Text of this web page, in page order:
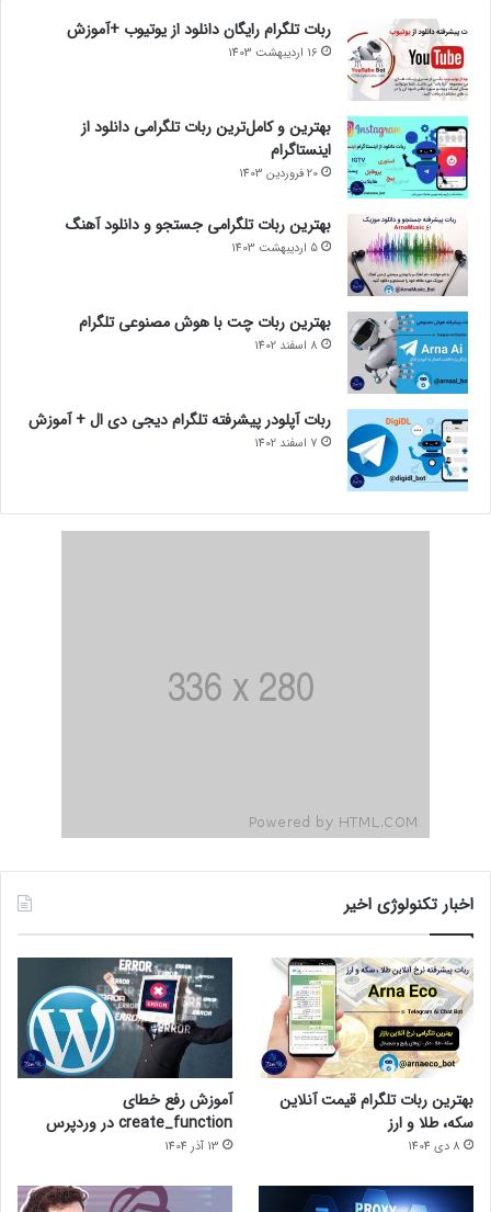
ربات تلگرام رایگان دانلود از یوتیوب +آموزش
16 اردیبهشت 1403
بهترین و کامل‌ترین ربات تلگرامی دانلود از
اینستاگرام
20 فروردین 1403
بهترین ربات تلگرامی جستجو و دانلود آهنگ
5 اردیبهشت 1403
بهترین ربات چت با هوش مصنوعی تلگرام
8 اسفند 1402
ربات آپلودر پیشرفته تلگرام دیجی دی ال + آموزش
7 اسفند 1402
اخبار تکنولوژی اخیر
بهترین ربات تلگرام قیمت آنلاین
سکه، طلا و ارز
8 دی 1404
آموزش رفع خطای
create_function در وردپرس
13 آذر 1404